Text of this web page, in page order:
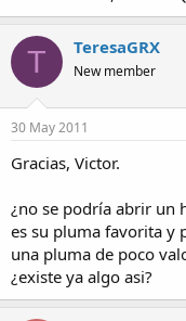
T TeresaGRX
New member
30 May 2011
Gracias, Victor.
¿no se podría abrir un
es su pluma favorita y
una pluma de poco
¿existe ya algo asi?